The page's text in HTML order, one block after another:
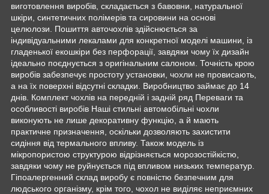
виготовлення виробів, складається з бавовни, натуральної
шкіри, синтетичних полімерів та сировини на основі
целюлози. Пошиття авточохлів здійснюється за
індивідуальними лекалами для конкретної моделі машини, із
гладенької екошкіри без перфорації, завдяки чому їх дизайн
ідеально поєднується з оригінальним салоном. Точність крою
виробів забезпечує простоту установки, чохли не провисають,
а на їх поверхні відсутні складки. Виробництво займає до 14
днів. Комплект чохлів на передній і задній ряд Переваги та
особливості виробів Наші стильні автомобільні чохли
виконують не лише декоративну функцію, а й мають
практичне призначення, оскільки дозволяють захистити
сидіння від термального впливу. Також модель із
мікропористою структурою відрізняється морозостійкістю,
завдяки чому не руйнується під впливом низьких температур.
Гіпоалергенний склад виробу є повністю безпечним для
людського організму, крім того, чохол не виділяє неприємних